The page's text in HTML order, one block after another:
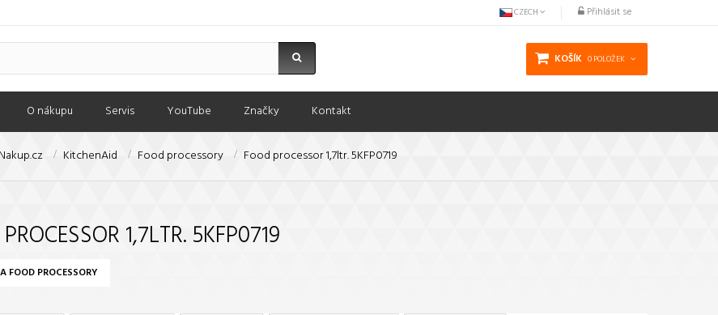
Přihlásit se
CZECH
KOŠÍK 0 POLOŽEK
O nákupu Servis YouTube Značky Kontakt
KitchenAid Food processory Food processor 1,7ltr. 5KFP0719
1,7LTR. 5KFP0719
FOOD PROCESSORY